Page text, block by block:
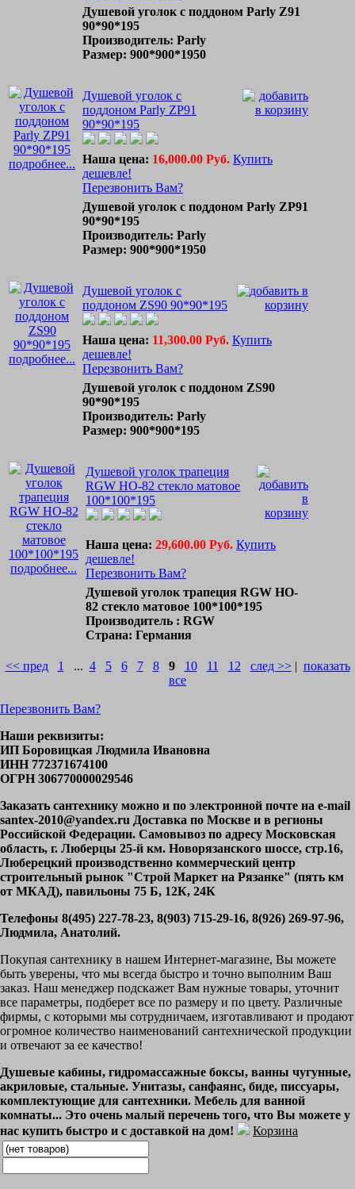
Душевой уголок с поддоном Parly Z91
90*90*195
Производитель: Parly
Размер: 900*900*1950
подробнее...
Душевой уголок с
поддоном Parly ZP91
90*90*195
Наша цена: 16,000.00 Руб. Купить
дешевле!
Перезвонить Вам?
Душевой уголок с поддоном Parly ZP91
90*90*195
Производитель: Parly
Размер: 900*900*1950
подробнее...
Душевой уголок с
поддоном ZS90 90*90*195
Наша цена: 11,300.00 Руб. Купить
дешевле!
Перезвонить Вам?
Душевой уголок с поддоном ZS90
90*90*195
Производитель: Parly
Размер: 900*900*195
подробнее...
Душевой уголок трапеция
RGW HO-82 стекло матовое
100*100*195
Наша цена: 29,600.00 Руб. Купить
дешевле!
Перезвонить Вам?
Душевой уголок трапеция RGW HO-
82 стекло матовое 100*100*195
Производитель : RGW
Страна: Германия
<< пред 1 ... 4 5 6 7 8 9 10 11 12 след >>| показать
все
Перезвонить Вам?
Наши реквизиты:
ИП Боровицкая Людмила Ивановна
ИНН 772371674100
ОГРН 306770000029546
Заказать сантехнику можно и по электронной почте на e-mail
santex-2010@yandex.ru Доставка по Москве и в регионы
Российской Федерации. Самовывоз по адресу Московская
область, г. Люберцы 25-й км. Новорязанского шоссе, стр.16,
Люберецкий производственно коммерческий центр
строительный рынок "Строй Маркет на Рязанке" (пять км
от МКАД), павильоны 75 Б, 12К, 24К
Телефоны 8(495) 227-78-23, 8(903) 715-29-16, 8(926) 269-97-96,
Людмила, Анатолий.
Покупая сантехнику в нашем Интернет-магазине, Вы можете
быть уверены, что мы всегда быстро и точно выполним Ваш
заказ. Наш менеджер подскажет Вам нужные товары, уточнит
все параметры, подберет все по размеру и по цвету. Различные
фирмы, с которыми мы сотрудничаем, изготавливают и продают
огромное количество наименований сантехнической продукции
и отвечают за ее качество!
Душевые кабины, гидромассажные боксы, ванны чугунные,
акриловые, стальные. Унитазы, санфаянс, биде, писсуары,
комплектующие для сантехники. Мебель для ванной
комнаты... Это очень малый перечень того, что Вы можете у
нас купить быстро и с доставкой на дом!
Корзина